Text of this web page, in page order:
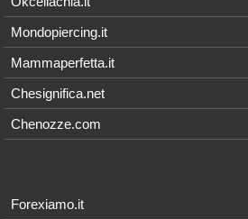
Mondopiercing.it
Mammaperfetta.it
Chesignifica.net
Chenozze.com
Forexiamo.it